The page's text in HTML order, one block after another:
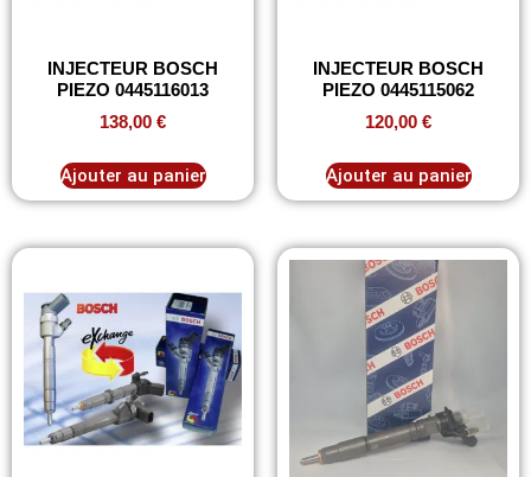
INJECTEUR BOSCH
PIEZO 0445116013
138,00 €
Ajouter au panier
INJECTEUR BOSCH
PIEZO 0445115062
120,00 €
Ajouter au panier